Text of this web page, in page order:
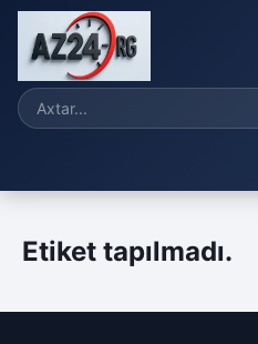
Etiket tapılmadı.